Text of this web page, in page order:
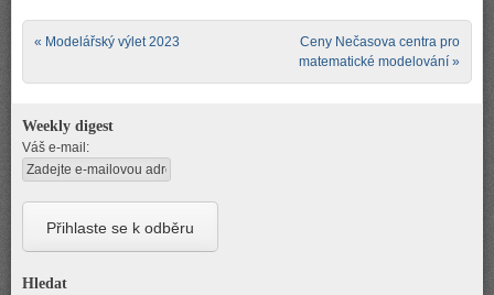
Post navigation
« Modelářský výlet 2023
Ceny Nečasova centra pro
matematické modelování »
Weekly digest
Váš e-mail:
Hledat